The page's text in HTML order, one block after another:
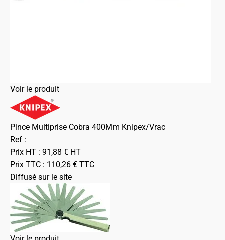
Voir le produit
Pince Multiprise Cobra 400Mm Knipex/Vrac
Ref :
Prix HT : 91,88 € HT
Prix TTC : 110,26 € TTC
Diffusé sur le site